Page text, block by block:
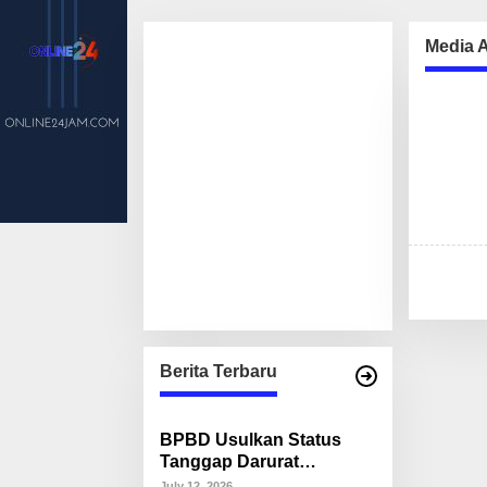
Berita Terbaru
BPBD Usulkan Status
Tanggap Darurat
Media